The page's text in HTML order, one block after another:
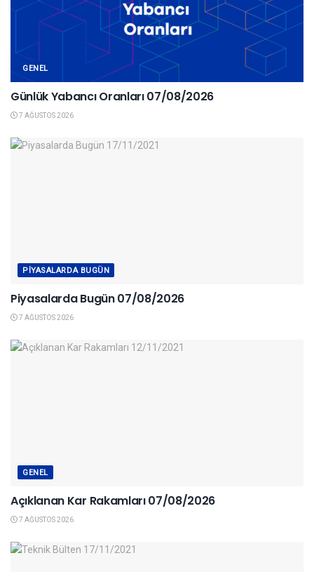
GENEL
Günlük Yabancı Oranları 07/08/2026
7 AĞUSTOS 2026
PIYASALARDA BUGÜN
Piyasalarda Bugün 07/08/2026
7 AĞUSTOS 2026
GENEL
Açıklanan Kar Rakamları 07/08/2026
7 AĞUSTOS 2026